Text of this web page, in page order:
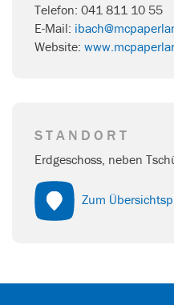
Telefon: 041 811 10 55
E-Mail:
Website:
STANDORT
Erdgeschoss, neben
Zum